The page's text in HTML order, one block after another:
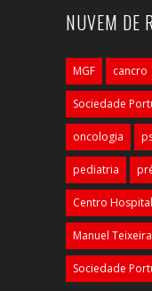
NUVEM DE
MGF cancro
Sociedade
oncologia
pediatria
Centro
Manuel
Sociedade